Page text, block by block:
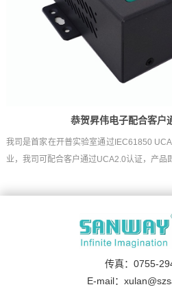
恭贺昇伟电子配合客户
我司是首家在开普实验室通过IEC61850
业，我司可配合客户通过UCA2.0认证，产品
传真：0755-
E-mail：